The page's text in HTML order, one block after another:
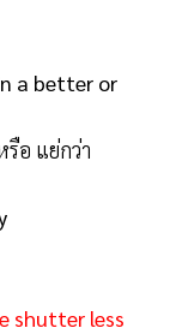
a better or
รือ แย่กว่า
shutter less